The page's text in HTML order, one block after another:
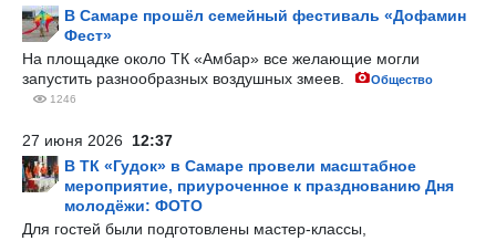
В Самаре прошёл семейный фестиваль «Дофамин
Фест»
На площадке около ТК «Амбар» все желающие могли
запустить разнообразных воздушных змеев.
Общество
1246
27 июня 2026 12:37
В ТК «Гудок» в Самаре провели масштабное
мероприятие, приуроченное к празднованию Дня
молодёжи: ФОТО
Для гостей были подготовлены мастер-классы,